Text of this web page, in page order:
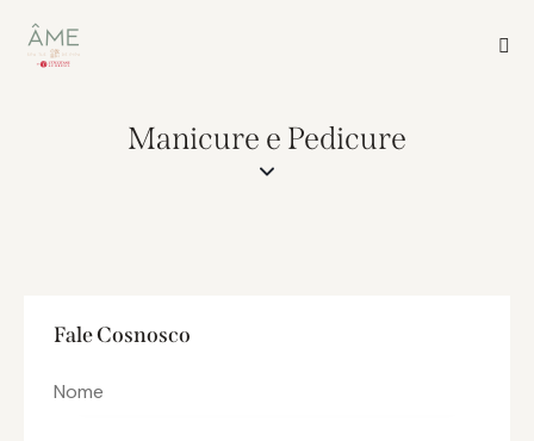
Manicure e Pedicure
Fale Cosnosco